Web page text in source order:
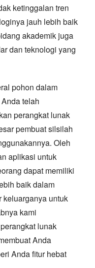
ketinggalan tren
jauh lebih baik
akademik juga
dan teknologi yang
pohon dalam
telah
perangkat lunak
pembuat silsilah
Oleh
aplikasi untuk
dapat memiliki
baik dalam
untuk
kami
lunak
Anda
Anda fitur hebat